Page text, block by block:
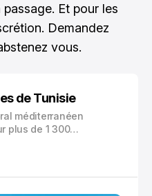
Et pour les
Demandez
vous.
de Tunisie
méditerranéen
plus de 1 300
allant des plages